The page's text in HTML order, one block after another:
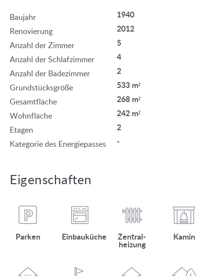
Baujahr 1940
Renovierung 2012
Anzahl der Zimmer 5
Anzahl der Schlafzimmer 4
Anzahl der Badezimmer 2
Grundstücksgröße 533 m²
Gesamtfläche 268 m²
Wohnfläche 242 m²
Etagen 2
Kategorie des Energiepasses -
Eigenschaften
Parken Einbauküche Zentral­
heizung
Kamin